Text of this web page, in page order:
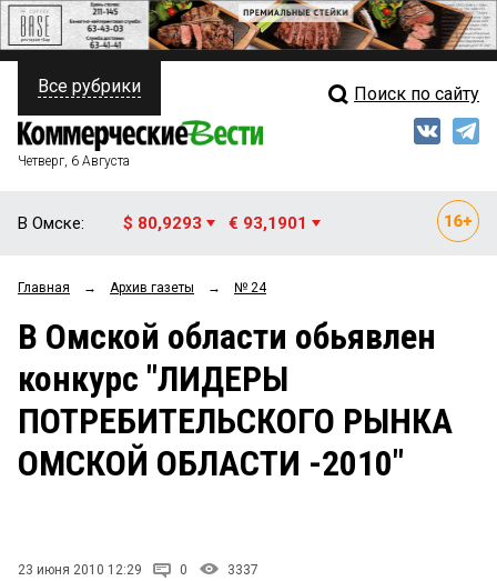
ПОЛИТИКА
ФИНАНСЫ
ОБЩЕСТВО
ЗАКОН
НОВОСТИ КОМПАНИЙ
ПРОИСШЕСТВИЯ
Свежий выпуск
Рейтинги
Архив
Все рубрики Поиск по сайту
Четверг, 6 Августа
В Омске: $ 80,9293 € 93,1901
Главная → Архив газеты → № 24
В Омской области обьявлен
конкурс "ЛИДЕРЫ
ПОТРЕБИТЕЛЬСКОГО РЫНКА
ОМСКОЙ ОБЛАСТИ -2010"
23 июня 2010 12:29 0 3337